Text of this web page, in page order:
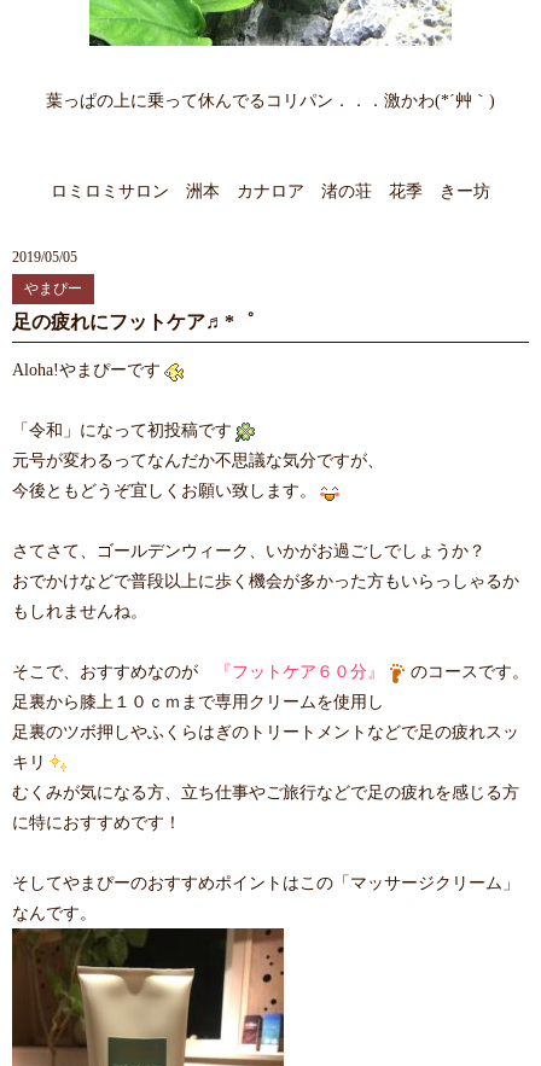
葉っぱの上に乗って休んでるコリパン．．．激かわ(*´艸｀)
ロミロミサロン 洲本 カナロア 渚の荘 花季 きー坊
2019/05/05
やまぴー
足の疲れにフットケア♬*゜
Aloha!やまぴーです
「令和」になって初投稿です
元号が変わるってなんだか不思議な気分ですが、
今後ともどうぞ宜しくお願い致します。
さてさて、ゴールデンウィーク、いかがお過ごしでしょうか？
おでかけなどで普段以上に歩く機会が多かった方もいらっしゃるか
もしれませんね。
そこで、おすすめなのが 『フットケア６０分』
のコースです。
足裏から膝上１０ｃｍまで専用クリームを使用し
足裏のツボ押しやふくらはぎのトリートメントなどで足の疲れスッ
キリ
むくみが気になる方、立ち仕事やご旅行などで足の疲れを感じる方
に特におすすめです！
そしてやまぴーのおすすめポイントはこの「マッサージクリーム」
なんです。